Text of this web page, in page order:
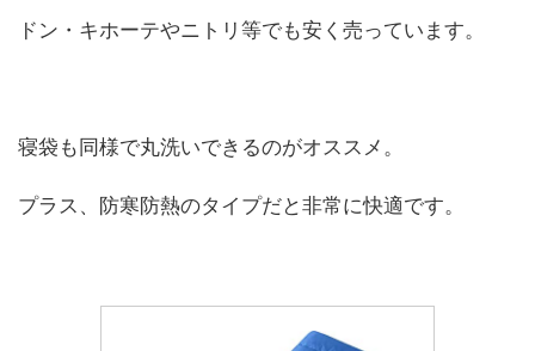
ドン・キホーテやニトリ等でも安く売っています。
寝袋も同様で丸洗いできるのがオススメ。
プラス、防寒防熱のタイプだと非常に快適です。